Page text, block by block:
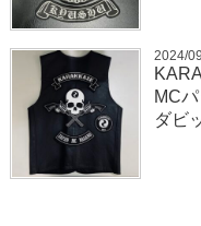
2024/
MC
ダビ